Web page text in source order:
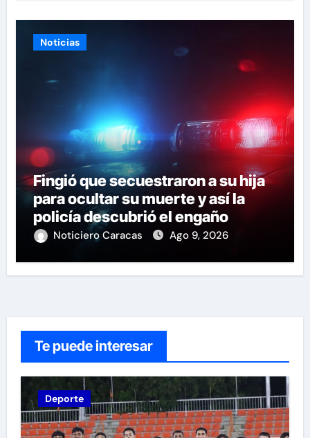
Noticias
Fingió que secuestraron a su hija
para ocultar su muerte y así la
policía descubrió el engaño
Noticiero Caracas Ago 9, 2026
Te puede interesar
Deporte